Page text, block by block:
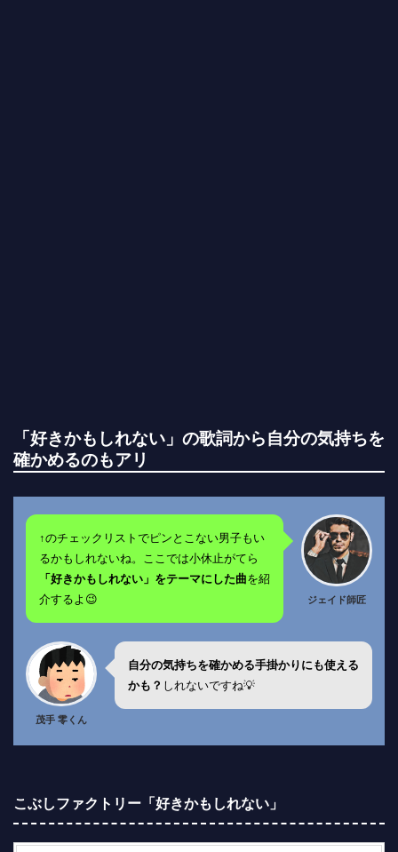
「好きかもしれない」の歌詞から自分の気持ちを
確かめるのもアリ
↑のチェックリストでピンとこない男子もい
るかもしれないね。ここでは小休止がてら
「好きかもしれない」をテーマにした曲を紹
介するよ😉
ジェイド師匠
茂手 零くん
自分の気持ちを確かめる手掛かりにも使える
かも？ しれないですね💡
こぶしファクトリー「好きかもしれない」